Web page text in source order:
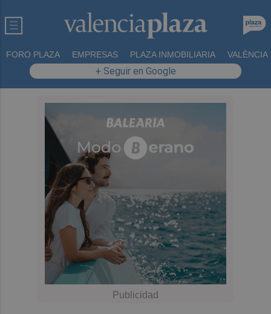
FORO PLAZA EMPRESAS PLAZA INMOBILIARIA VALÈNCIA
+ Seguir en Google